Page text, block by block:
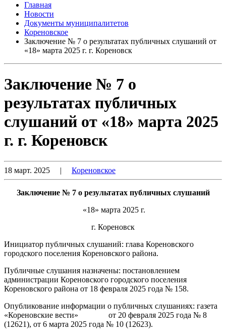
Главная
Новости
Документы муниципалитетов
Кореновское
Заключение № 7 о результатах публичных слушаний от
«18» марта 2025 г. г. Кореновск
Заключение № 7 о
результатах публичных
слушаний от «18» марта 2025
г. г. Кореновск
18 март. 2025 | Кореновское
Заключение № 7 о результатах публичных слушаний
«18» марта 2025 г.
г. Кореновск
Инициатор публичных слушаний: глава Кореновского
городского поселения Кореновского района.
Публичные слушания назначены: постановлением
администрации Кореновского городского поселения
Кореновского района от 18 февраля 2025 года № 158.
Опубликование информации о публичных слушаниях: газета
«Кореновские вести» от 20 февраля 2025 года № 8
(12621), от 6 марта 2025 года № 10 (12623).